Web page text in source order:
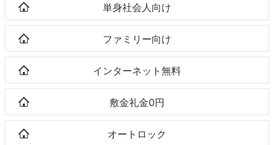
単身社会人向け
ファミリー向け
インターネット無料
敷金礼金0円
オートロック